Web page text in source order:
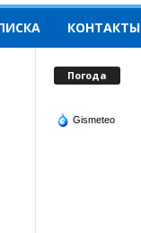
КОНТАКТЫ
Погода
Gismeteo